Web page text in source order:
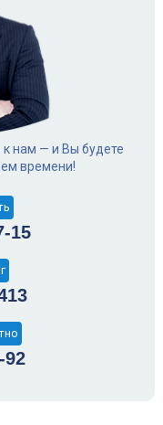
к нам — и Вы будете
времени!
15
92